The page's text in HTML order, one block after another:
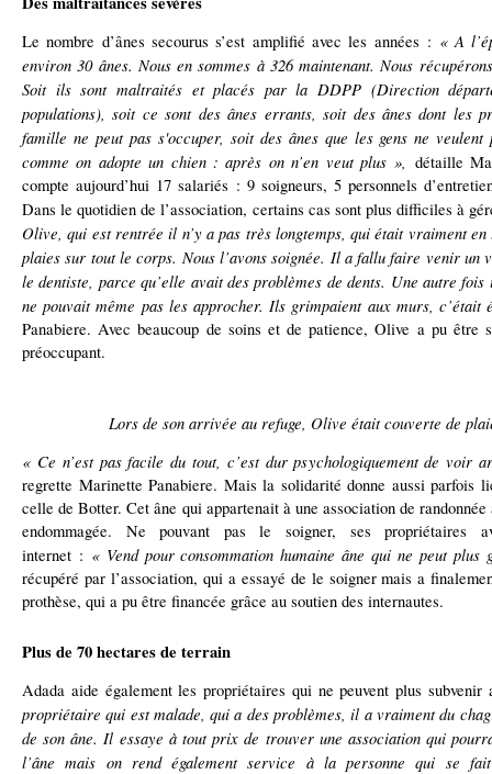
Le nombre d’ânes secourus s’est amplifié avec les années : « A
environ 30 ânes. Nous en sommes à 326 maintenant. Nous
Soit ils sont maltraités et placés par la DDPP (Direction
populations), soit ce sont des ânes errants, soit des ânes dont les
famille ne peut pas s'occuper, soit des ânes que les gens ne veulent
comme on adopte un chien : après on n’en veut plus », détaille
compte aujourd’hui 17 salariés : 9 soigneurs, 5 personnels
Dans le quotidien de l’association, certains cas sont plus difficiles à
Olive, qui est rentrée il n’y a pas très longtemps, qui était vraiment
plaies sur tout le corps. Nous l’avons soignée. Il a fallu faire venir un
le dentiste, parce qu’elle avait des problèmes de dents. Une autre
ne pouvait même pas les approcher. Ils grimpaient aux murs, c’était
Panabiere. Avec beaucoup de soins et de patience, Olive a pu être
préoccupant.
Lors de son arrivée au refuge, Olive était couverte de
« Ce n’est pas facile du tout, c’est dur psychologiquement de voir
regrette Marinette Panabiere. Mais la solidarité donne aussi parfois
celle de Botter. Cet âne qui appartenait à une association de
endommagée. Ne pouvant pas le soigner, ses propriétaires
internet : « Vend pour consommation humaine âne qui ne peut plus
récupéré par l’association, qui a essayé de le soigner mais a
prothèse, qui a pu être financée grâce au soutien des internautes.
Plus de 70 hectares de terrain
Adada aide également les propriétaires qui ne peuvent plus
propriétaire qui est malade, qui a des problèmes, il a vraiment du
de son âne. Il essaye à tout prix de trouver une association qui
l’âne mais on rend également service à la personne qui se